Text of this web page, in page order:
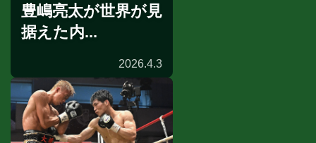
豊嶋亮太が世界が見
据えた内...
2026.4.3